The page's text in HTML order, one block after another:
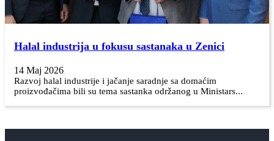
Halal industrija u fokusu sastanaka u Zenici
14 Maj 2026
Razvoj halal industrije i jačanje saradnje sa domaćim
proizvođačima bili su tema sastanka održanog u Ministars...